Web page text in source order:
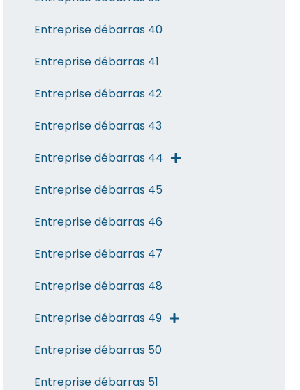
Entreprise débarras 40
Entreprise débarras 41
Entreprise débarras 42
Entreprise débarras 43
Entreprise débarras 44
Entreprise débarras 45
Entreprise débarras 46
Entreprise débarras 47
Entreprise débarras 48
Entreprise débarras 49
Entreprise débarras 50
Entreprise débarras 51